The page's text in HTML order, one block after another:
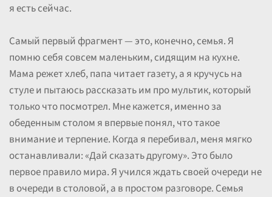
я есть сейчас.
Самый первый фрагмент — это, конечно, семья. Я
помню себя совсем маленьким, сидящим на кухне.
Мама режет хлеб, папа читает газету, а я кручусь на
стуле и пытаюсь рассказать им про мультик, который
только что посмотрел. Мне кажется, именно за
обеденным столом я впервые понял, что такое
внимание и терпение. Когда я перебивал, меня мягко
останавливали: «Дай сказать другому». Это было
первое правило мира. Я учился ждать своей очереди не
в очереди в столовой, а в простом разговоре. Семья